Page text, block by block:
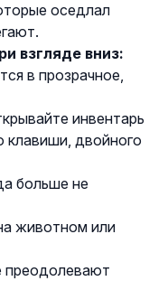
оседлал
взгляде вниз:
в прозрачное,
инвентарь
клавиши, двойного
больше не
животном или
преодолевают